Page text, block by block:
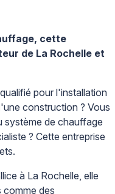
cette
de La Rochelle et
pour l'installation
construction ? Vous
système de chauffage
? Cette entreprise
à La Rochelle, elle
comme des